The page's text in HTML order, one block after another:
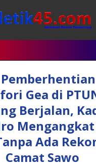
Gea di
Berjalan,
Mengangkat
Ada
Camat Sawo